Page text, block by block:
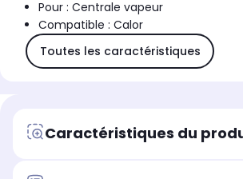
Pour : Centrale vapeur
Compatible : Calor
Toutes les caractéristiques
Caractéristiques du